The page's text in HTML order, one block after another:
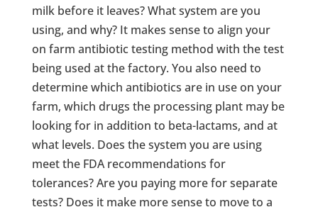
milk before it leaves? What system are you
using, and why? It makes sense to align your
on farm antibiotic testing method with the test
being used at the factory. You also need to
determine which antibiotics are in use on your
farm, which drugs the processing plant may be
looking for in addition to beta-lactams, and at
what levels. Does the system you are using
meet the FDA recommendations for
tolerances? Are you paying more for separate
tests? Does it make more sense to move to a